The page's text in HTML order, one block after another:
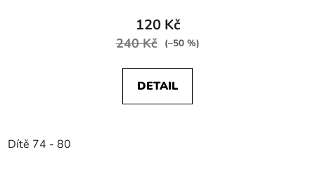
120 Kč
240 Kč (–50 %)
DETAIL
Dítě 74 - 80